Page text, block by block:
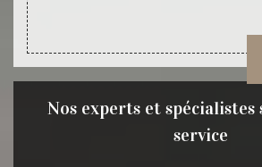
Nos experts et spécialistes
service